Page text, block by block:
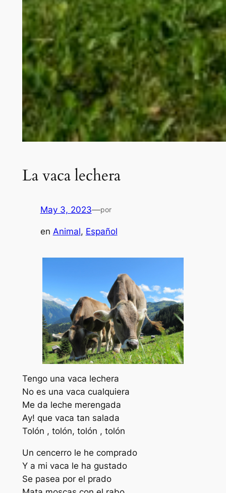
La vaca lechera
May 3, 2023—por
en Animal, Español
Tengo una vaca lechera
No es una vaca cualquiera
Me da leche merengada
Ay! que vaca tan salada
Tolón , tolón, tolón , tolón
Un cencerro le he comprado
Y a mi vaca le ha gustado
Se pasea por el prado